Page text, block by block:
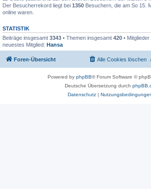
Der Besucherrekord liegt bei 1350 Besuchern, die am So 15.
online waren.
STATISTIK
Beiträge insgesamt 3343 • Themen insgesamt 420 •
neuestes Mitglied: Hansa
Foren-Übersicht Alle Cookies löschen
Powered by phpBB® Forum Software ©
Deutsche Übersetzung durch
Datenschutz|